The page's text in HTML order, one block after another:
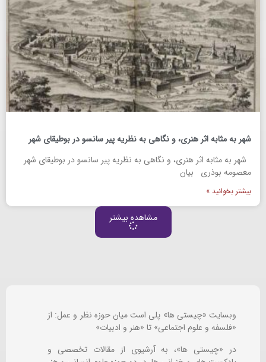
شهر به مثابه اثر هنری، و نگاهی به نظریه پیر سانسو در بوطیقای شهر
شهر به مثابه اثر هنری، و نگاهی به نظریه پیر سانسو در بوطیقای شهر
معصومه بوذری بیان
بیشتر بخوانید »
مشاهده بیشتر
وبسایت «چیستی ها» پلی است میان حوزه نظر و عمل: از
«فلسفه و علوم اجتماعی» تا «هنر و ادبیات»
در «چیستی ها»، به آرشیوی از مقالات تخصصی و